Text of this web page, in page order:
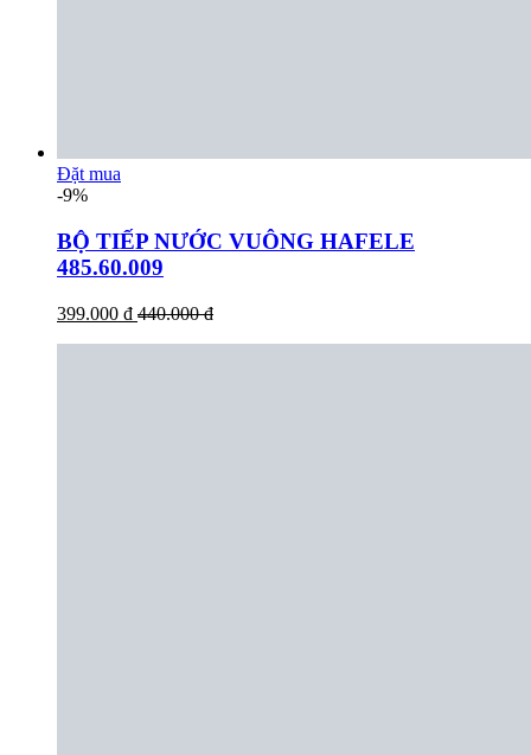
Đặt mua
-9%
BỘ TIẾP NƯỚC VUÔNG HAFELE
485.60.009
399.000 đ 440.000 đ